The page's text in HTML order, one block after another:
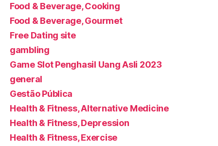
Food & Beverage, Cooking
Food & Beverage, Gourmet
Free Dating site
gambling
Game Slot Penghasil Uang Asli 2023
general
Gestão Pública
Health & Fitness, Alternative Medicine
Health & Fitness, Depression
Health & Fitness, Exercise